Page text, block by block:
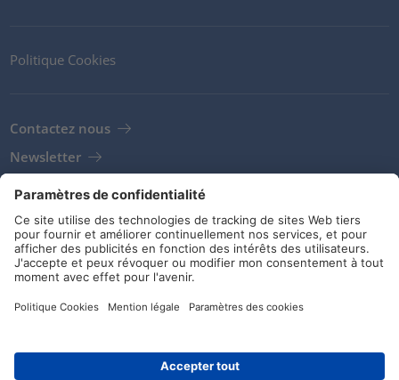
Politique Cookies
Contactez nous
Newsletter
Clients
Fournisseurs
Conditions de stockage
Réseaux sociaux